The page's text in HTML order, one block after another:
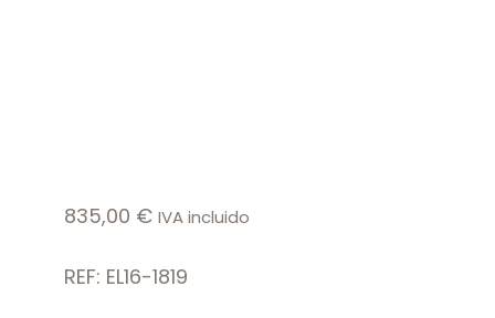
835,00 € IVA incluido
REF: EL16-1819